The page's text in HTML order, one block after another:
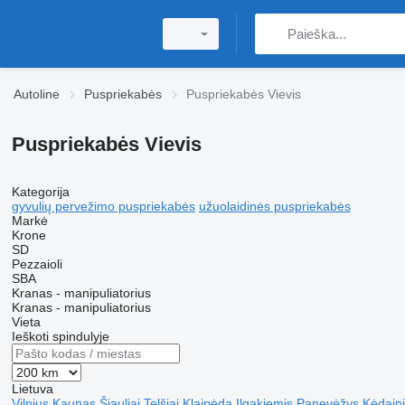
Autoline Puspriekabės Puspriekabės Vievis
Puspriekabės Vievis
Kategorija
gyvulių pervežimo puspriekabės užuolaidinės puspriekabės
Markė
Krone
SD
Pezzaioli
SBA
Kranas - manipuliatorius
Kranas - manipuliatorius
Vieta
Ieškoti spindulyje
Lietuva